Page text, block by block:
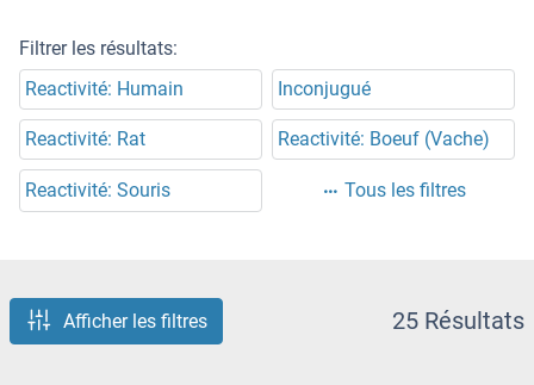
Filtrer les résultats:
Reactivité: Humain
Inconjugué
Reactivité: Rat Reactivité: Boeuf (Vache)
Reactivité: Souris Tous les filtres
Afficher les filtres 25 Résultats